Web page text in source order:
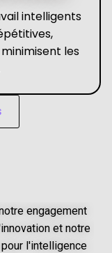
intelligents
les
engagement
et notre
l'intelligence